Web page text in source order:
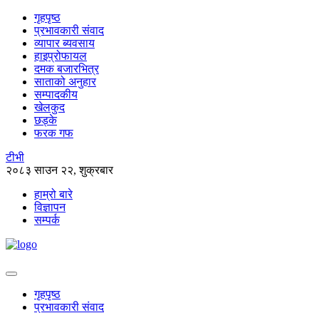
गृहपृष्ठ
प्रभावकारी संवाद
व्यापार ब्यवसाय
हाइप्रोफायल
दमक बजारभित्र
साताको अनुहार
सम्पादकीय
खेलकुद
छड्के
फरक गफ
टीभी
२०८३ साउन २२, शुक्रबार
हाम्रो बारे
विज्ञापन
सम्पर्क
गृहपृष्ठ
प्रभावकारी संवाद